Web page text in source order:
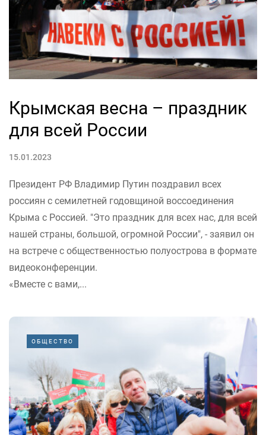
Крымская весна – праздник
для всей России
15.01.2023
Президент РФ Владимир Путин поздравил всех
россиян с семилетней годовщиной воссоединения
Крыма с Россией. "Это праздник для всех нас, для всей
нашей страны, большой, огромной России", - заявил он
на встрече с общественностью полуострова в формате
видеоконференции.
«Вместе с вами,...
ОБЩЕСТВО